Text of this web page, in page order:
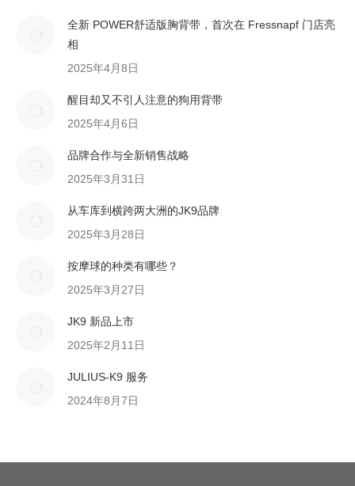
全新 POWER舒适版胸背带，首次在 Fressnapf 门店亮
相
2025年4月8日
醒目却又不引人注意的狗用背带
2025年4月6日
品牌合作与全新销售战略
2025年3月31日
从车库到横跨两大洲的JK9品牌
2025年3月28日
按摩球的种类有哪些？
2025年3月27日
JK9 新品上市
2025年2月11日
JULIUS-K9 服务
2024年8月7日